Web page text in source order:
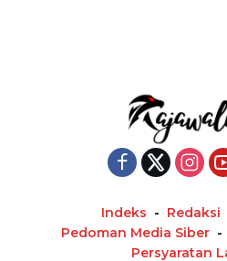
Indeks Redaksi
Pedoman Media Siber
Persyaratan